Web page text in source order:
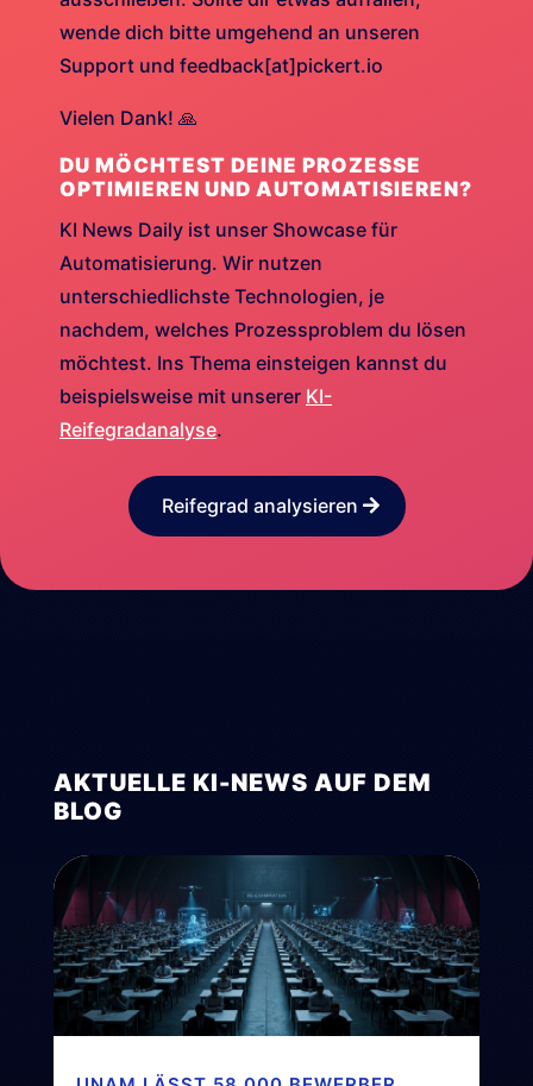
wende dich bitte umgehend an unseren
Support und feedback[at]pickert.io
Vielen Dank! 🙏
DU MÖCHTEST DEINE PROZESSE
OPTIMIEREN UND AUTOMATISIEREN?
KI News Daily ist unser Showcase für
Automatisierung. Wir nutzen
unterschiedlichste Technologien, je
nachdem, welches Prozessproblem du lösen
möchtest. Ins Thema einsteigen kannst du
beispielsweise mit unserer KI-
Reifegradanalyse.
Reifegrad analysieren
AKTUELLE KI-NEWS AUF DEM
BLOG